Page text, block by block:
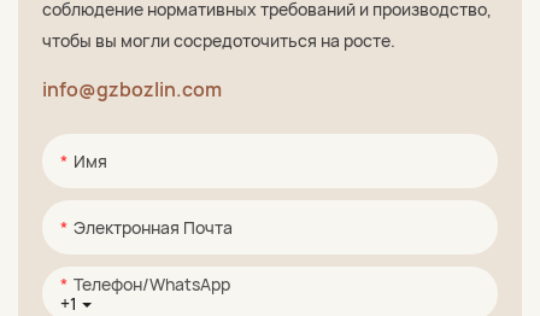
соблюдение нормативных требований и производство,
чтобы вы могли сосредоточиться на росте.
info@gzbozlin.com
Имя
Электронная Почта
+1
Телефон/WhatsApp